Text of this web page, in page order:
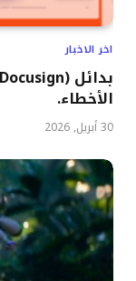
اخر الاخبار
الأخطاء.
30 أبريل, 2026